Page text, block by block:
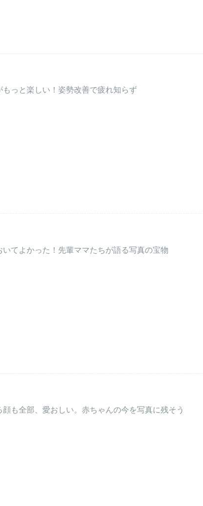
もっと楽しい！姿勢改善で疲れ知らず
いてよかった！先輩ママたちが語る写真の宝物
顔も全部、愛おしい。赤ちゃんの今を写真に残そう